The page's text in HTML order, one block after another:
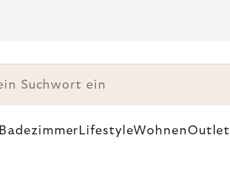
Badezimmer LifestyleWohnenOutlet